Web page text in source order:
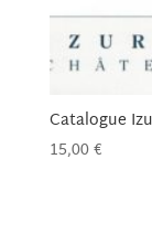
Catalogue
15,00€